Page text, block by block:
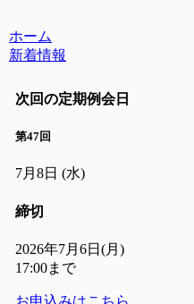
ホーム
新着情報
次回の定期例会日
第47回
7月8日 (水)
締切
2026年7月6日(月)
17:00まで
お申込みはこちら